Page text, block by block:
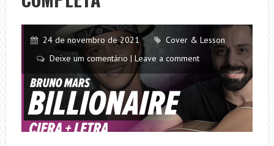
COMPLETA
24 de novembro de 2021
Cover & Lesson
Deixe um comentário | Leave a comment